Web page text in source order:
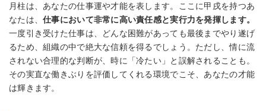
月柱は、あなたの仕事運や才能を表します。ここに甲戌を持つあ
なたは、仕事において非常に高い責任感と実行力を発揮します。
一度引き受けた仕事は、どんな困難があっても最後までやり遂げ
るため、組織の中で絶大な信頼を得るでしょう。ただし、情に流
されない合理的な判断が、時に「冷たい」と誤解されることも。
その実直な働きぶりを評価してくれる環境でこそ、あなたの才能
は輝きます。